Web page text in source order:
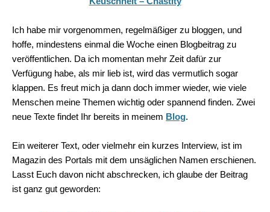
Ich habe mir vorgenommen, regelmäßiger zu bloggen, und
hoffe, mindestens einmal die Woche einen Blogbeitrag zu
veröffentlichen. Da ich momentan mehr Zeit dafür zur
Verfügung habe, als mir lieb ist, wird das vermutlich sogar
klappen. Es freut mich ja dann doch immer wieder, wie viele
Menschen meine Themen wichtig oder spannend finden. Zwei
neue Texte findet Ihr bereits in meinem Blog.
Ein weiterer Text, oder vielmehr ein kurzes Interview, ist im
Magazin des Portals mit dem unsäglichen Namen erschienen.
Lasst Euch davon nicht abschrecken, ich glaube der Beitrag
ist ganz gut geworden: